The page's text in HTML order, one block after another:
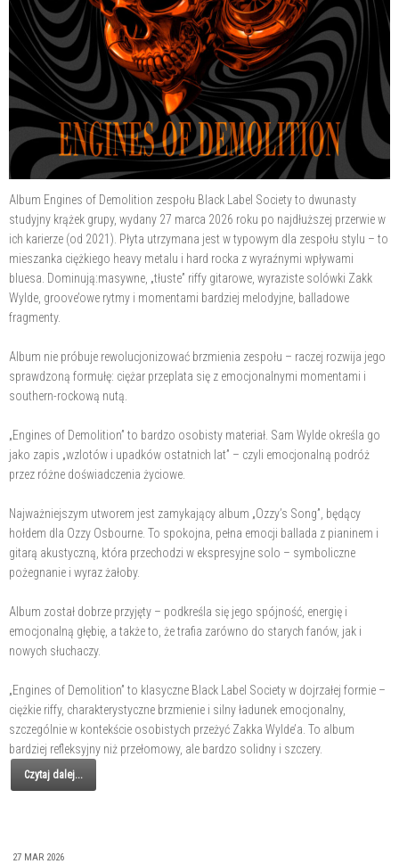
Album Engines of Demolition zespołu Black Label Society to dwunasty
studyjny krążek grupy, wydany 27 marca 2026 roku po najdłuższej przerwie w
ich karierze (od 2021). Płyta utrzymana jest w typowym dla zespołu stylu – to
mieszanka ciężkiego heavy metalu i hard rocka z wyraźnymi wpływami
bluesa. Dominują:masywne, „tłuste” riffy gitarowe, wyraziste solówki Zakk
Wylde, groove’owe rytmy i momentami bardziej melodyjne, balladowe
fragmenty.
Album nie próbuje rewolucjonizować brzmienia zespołu – raczej rozwija jego
sprawdzoną formułę: ciężar przeplata się z emocjonalnymi momentami i
southern-rockową nutą.
„Engines of Demolition” to bardzo osobisty materiał. Sam Wylde określa go
jako zapis „wzlotów i upadków ostatnich lat” – czyli emocjonalną podróż
przez różne doświadczenia życiowe.
Najważniejszym utworem jest zamykający album „Ozzy’s Song”, będący
hołdem dla Ozzy Osbourne. To spokojna, pełna emocji ballada z pianinem i
gitarą akustyczną, która przechodzi w ekspresyjne solo – symboliczne
pożegnanie i wyraz żałoby.
Album został dobrze przyjęty – podkreśla się jego spójność, energię i
emocjonalną głębię, a także to, że trafia zarówno do starych fanów, jak i
nowych słuchaczy.
„Engines of Demolition” to klasyczne Black Label Society w dojrzałej formie –
ciężkie riffy, charakterystyczne brzmienie i silny ładunek emocjonalny,
szczególnie w kontekście osobistych przeżyć Zakka Wylde’a. To album
bardziej refleksyjny niż przełomowy, ale bardzo solidny i szczery.
Czytaj dalej...
27 MAR 2026